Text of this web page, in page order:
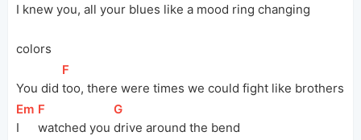
I knew you, all your blues like a mood ring changing
colors
You did
[F
too, there were times we could fight like brothers
[Em ]
I
[F
watched you
[
G
drive around the bend